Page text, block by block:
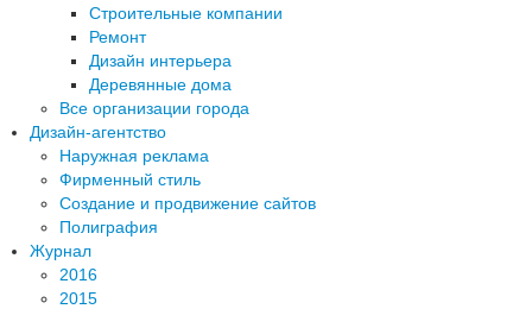
Строительные компании
Ремонт
Дизайн интерьера
Деревянные дома
Все организации города
Дизайн-агентство
Наружная реклама
Фирменный стиль
Создание и продвижение сайтов
Полиграфия
Журнал
2016
2015